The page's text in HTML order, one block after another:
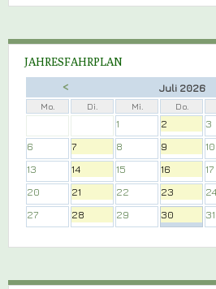
JAHRESFAHRPLAN
< Juli 2026
Mo. Di. Mi. Do.
1 2 3
6
7 8 9 10
13
14 15 16 17
20
21 22 23 24
27
28 29 30 31